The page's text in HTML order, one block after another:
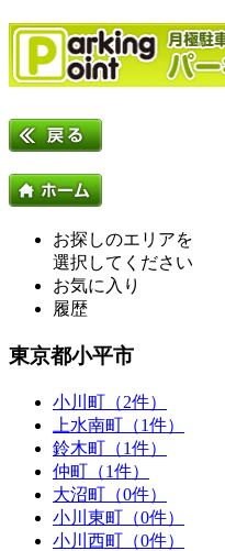
お探しのエリアを
選択してください
お気に入り
履歴
東京都小平市
小川町（2件）
上水南町（1件）
鈴木町（1件）
仲町（1件）
大沼町（0件）
小川東町（0件）
小川西町（0件）